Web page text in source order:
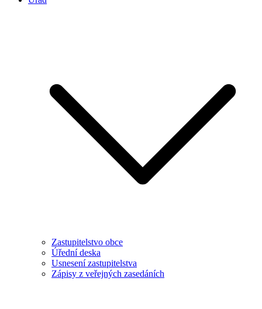
Zastupitelstvo obce
Úřední deska
Usnesení zastupitelstva
Zápisy z veřejných zasedáních